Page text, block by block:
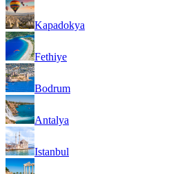
Kapadokya
Fethiye
Bodrum
Antalya
Istanbul